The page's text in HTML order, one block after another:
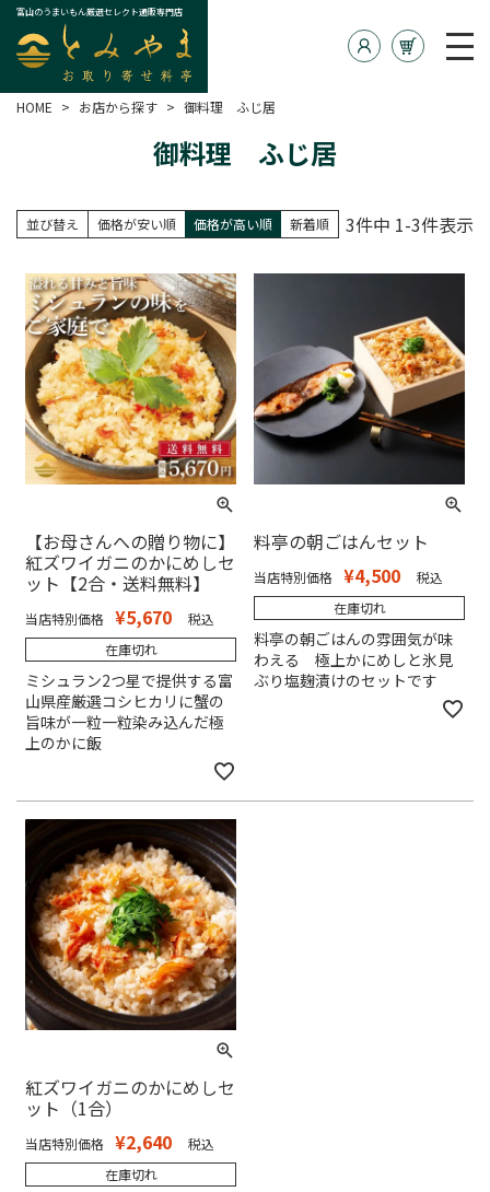
富山のうまいもん厳選セレクト通販専門店
HOME お店から探す 御料理 ふじ居
御料理 ふじ居
並び替え 価格が安い順 価格が高い順 新着順 3件中 1-3件表示
【お母さんへの贈り物に】
紅ズワイガニのかにめしセ
ット【2合・送料無料】
当店特別価格 ¥5,670
税込
在庫切れ
ミシュラン2つ星で提供する富
山県産厳選コシヒカリに蟹の
旨味が一粒一粒染み込んだ極
上のかに飯
料亭の朝ごはんセット
当店特別価格 ¥4,500
税込
在庫切れ
料亭の朝ごはんの雰囲気が味
わえる 極上かにめしと氷見
ぶり塩麹漬けのセットです
紅ズワイガニのかにめしセ
ット（1合）
当店特別価格 ¥2,640
税込
在庫切れ